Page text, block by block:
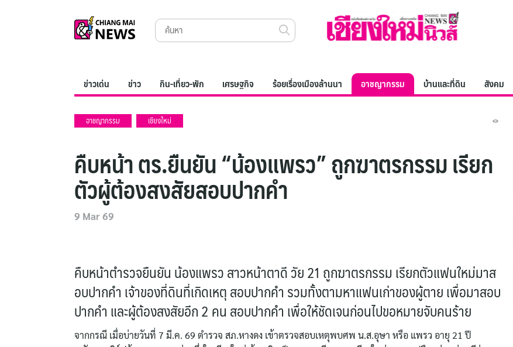
Search
for:
ข่าวเด่น ข่าว กิน-เที่ยว-พัก เศรษฐกิจ ร้อยเรื่องเมืองล้านนา อาชญากรรม บ้านและที่ดิน สังคม
อาชญากรรม เชียงใหม่
คืบหน้า ตร.ยืนยัน “น้องแพรว” ถูกฆาตรกรรม เรียก
ตัวผู้ต้องสงสัยสอบปากคำ
9 Mar 69
คืบหน้าตำรวจยืนยัน น้องแพรว สาวหน้าตาดี วัย 21 ถูกฆาตรกรรม เรียกตัวแฟนใหม่มาส
อบปากคำ เจ้าของที่ดินที่เกิดเหตุ สอบปากคำ รวมทั้งตามหาแฟนเก่าของผู้ตาย เพื่อมาสอบ
ปากคำ และผู้ต้องสงสัยอีก 2 คน สอบปากคำ เพื่อให้ชัดเจนก่อนไปขอหมายจับคนร้าย
จากกรณี เมื่อบ่ายวันที่ 7 มี.ค. 69 ตำรวจ สภ.หางดง เข้าตรวจสอบเหตุพบศพ น.ส.อุษา หรือ แพรว อายุ 21 ปี